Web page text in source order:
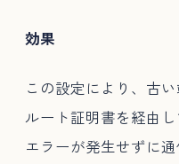
効果
この設定により、古
ルート証明書を経由し
エラーが発生せずに